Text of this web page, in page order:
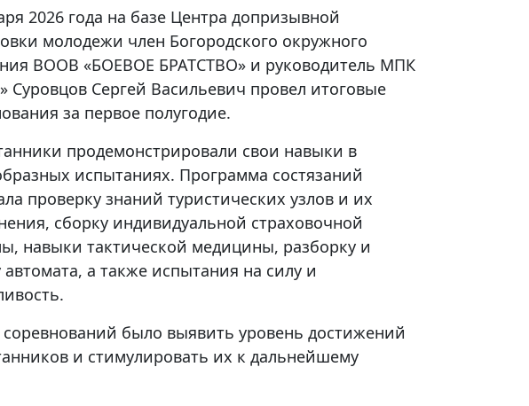
2026 года на базе Центра допризывной
молодежи член Богородского окружного
ВООВ «БОЕВОЕ БРАТСТВО» и руководитель МПК
Суровцов Сергей Васильевич провел итоговые
за первое полугодие.
продемонстрировали свои навыки в
испытаниях. Программа состязаний
проверку знаний туристических узлов и их
сборку индивидуальной страховочной
навыки тактической медицины, разборку и
автомата, а также испытания на силу и
было выявить уровень достижений
и стимулировать их к дальнейшему